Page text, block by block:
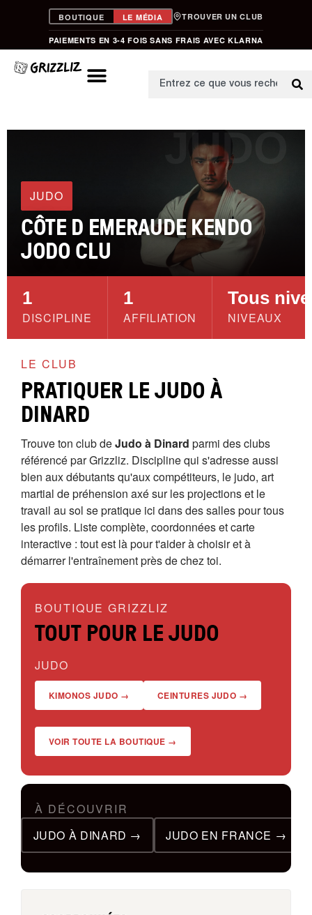
BOUTIQUE LE MÉDIA TROUVER UN CLUB
PAIEMENTS EN 3-4 FOIS SANS FRAIS AVEC KLARNA
JUDO
JUDO
CÔTE D EMERAUDE KENDO
JODO CLU
1
DISCIPLINE
1
AFFILIATION
Tous
NIVEAUX
LE CLUB
PRATIQUER LE JUDO À
DINARD
Trouve ton club deJudo à Dinard parmi des clubs
référencé par Grizzliz. Discipline qui s'adresse aussi
bien aux débutants qu'aux compétiteurs, le judo, art
martial de préhension axé sur les projections et le
travail au sol se pratique ici dans des salles pour tous
les profils. Liste complète, coordonnées et carte
interactive : tout est là pour t'aider à choisir et à
démarrer l'entraînement près de chez toi.
BOUTIQUE GRIZZLIZ
TOUT POUR LE JUDO
JUDO
KIMONOS JUDO → CEINTURES JUDO →
VOIR TOUTE LA BOUTIQUE →
À DÉCOUVRIR
JUDO À DINARD →
JUDO EN FRANCE →